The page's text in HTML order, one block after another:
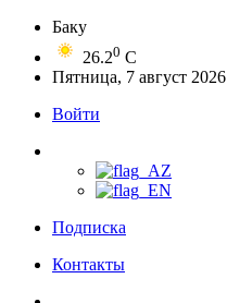
Баку
26.20 C
Пятница, 7 август 2026
Войти
Подписка
Контакты